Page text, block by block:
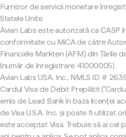
Furnizor de servicii monetare
Statele Unite
Avian Labs este autorizată ca CASP
conformitate cu MiCA de către
Financiële Markten (AFM) din Țările
(număr de înregistrare 41000005).
Avian Labs USA, Inc., NMLS ID #
Cardul Visa de Debit Preplătit
emis de Lead Bank în baza licenței
de Visa U.S.A. Inc. și poate fi utilizat
este acceptat Visa. Trebuie să ai cel